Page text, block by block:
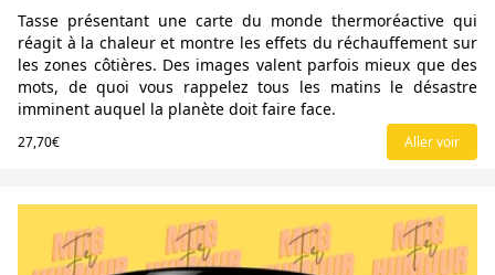
Tasse présentant une carte du monde thermoréactive qui
réagit à la chaleur et montre les effets du réchauffement sur
les zones côtières. Des images valent parfois mieux que des
mots, de quoi vous rappelez tous les matins le désastre
imminent auquel la planète doit faire face.
27,70€ Aller voir